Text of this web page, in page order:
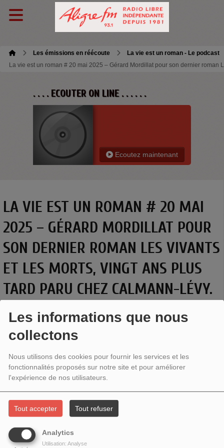
Les informations que nous
collectons
Nous utilisons des cookies pour fournir les services et les
fonctionnalités proposés sur notre site et pour améliorer
l'expérience de nos utilisateurs.
Tout accepter Tout refuser
Analytics
Utilisation: Analyse
Les émissions en réécoute
La vie est un roman - Le podcast
La vie est un roman # 20 mai 2025 – Gérard Mordillat pour son dernier
. . . . ECOUTER ON LINE . . . . . .
Ecoutez maintenant
LA VIE EST UN ROMAN # 20 MAI
2025 – GÉRARD MORDILLAT POUR
SON DERNIER ROMAN LES VIVANTS
ET LES MORTS, VINGT ANS PLUS
TARD PARU CHEZ CALMANN-LÉVY.
Au programme deLa vie est un roman,